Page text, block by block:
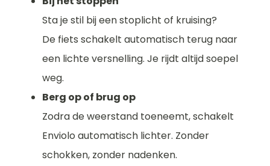
Sta je stil bij een stoplicht of kruising?
De fiets schakelt automatisch terug naar
een lichte versnelling. Je rijdt altijd soepel
weg.
Berg op of brug op
Zodra de weerstand toeneemt, schakelt
Enviolo automatisch lichter. Zonder
schokken, zonder nadenken.